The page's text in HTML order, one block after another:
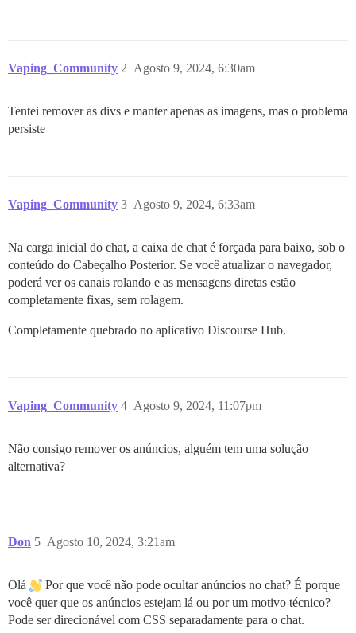
Vaping_Community Agosto 9, 2024, 6:30am
2
Tentei remover as divs e manter apenas as imagens, mas o problema
persiste
Vaping_Community Agosto 9, 2024, 6:33am
3
Na carga inicial do chat, a caixa de chat é forçada para baixo, sob o
conteúdo do Cabeçalho Posterior. Se você atualizar o navegador,
poderá ver os canais rolando e as mensagens diretas estão
completamente fixas, sem rolagem.
Completamente quebrado no aplicativo Discourse Hub.
Vaping_Community Agosto 9, 2024, 11:07pm
4
Não consigo remover os anúncios, alguém tem uma solução
alternativa?
Don Agosto 10, 2024, 3:21am
5
Olá
Por que você não pode ocultar anúncios no chat? É porque
você quer que os anúncios estejam lá ou por um motivo técnico?
Pode ser direcionável com CSS separadamente para o chat.